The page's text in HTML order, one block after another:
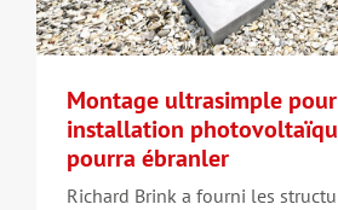
Montage ultrasimple
installation
pourra ébranler
Richard Brink a fourni les